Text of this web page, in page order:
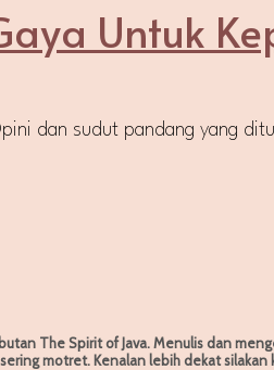
Untuk
dan sudut pandang yang
The Spirit of Java. Menulis dan
motret. Kenalan lebih dekat silakan